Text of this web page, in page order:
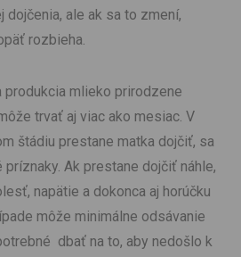
dojčenia, ale ak sa to zmení,
rozbieha.
produkcia mlieko prirodzene
trvať aj viac ako mesiac. V
štádiu prestane matka dojčiť, sa
Ak prestane dojčiť náhle,
napätie a dokonca aj horúčku
môže minimálne odsávanie
dbať na to, aby nedošlo k